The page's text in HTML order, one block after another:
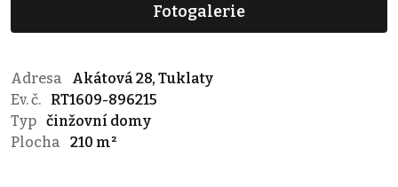
Fotogalerie
Adresa
Akátová 28, Tuklaty
Ev. č.
RT1609-896215
Typ činžovní domy
Plocha
210 m²